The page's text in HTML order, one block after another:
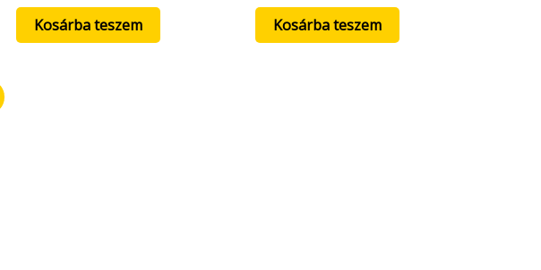
Kosárba teszem Kosárba teszem